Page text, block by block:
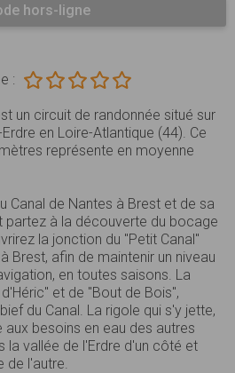
hors-ligne
:
un circuit de randonnée situé sur
en Loire-Atlantique (44). Ce
représente en moyenne
Canal de Nantes à Brest et de sa
partez à la découverte du bocage
la jonction du "Petit Canal"
Brest, afin de maintenir un niveau
en toutes saisons. La
et de "Bout de Bois",
du Canal. La rigole qui s'y jette,
besoins en eau des autres
la vallée de l'Erdre d'un côté et
de l'autre.